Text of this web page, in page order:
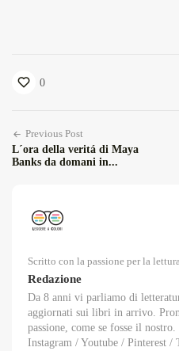
0
Previous Post
L´ora della veritá di Maya
Banks da domani in...
Scritto con la passione per la
Redazione
Da 8 anni vi parliamo di
aggiornati sui libri in arrivo.
passione, come se fosse il
Instagram / Youtube / Pinterest